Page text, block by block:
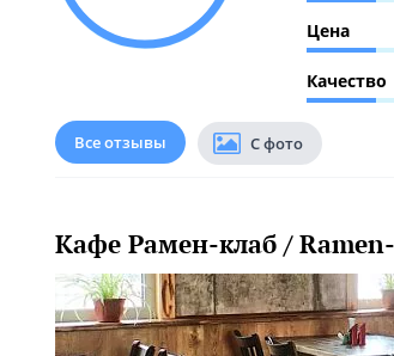
Цена
Качество
Все отзывы С фото
Кафе Рамен-клаб /